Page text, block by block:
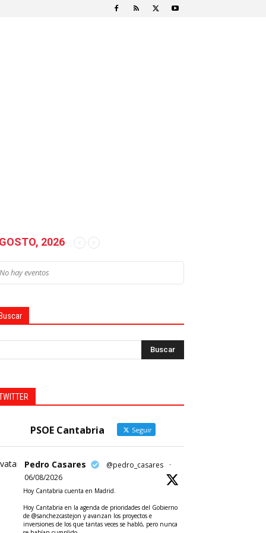
2026
No hay eventos
PSOE Cantabria Seguir
Pedro Casares @pedro_casares
·
06/08/2026
Hoy Cantabria cuenta en Madrid.
Hoy Cantabria en la agenda de prioridades del Gobierno
de @sanchezcastejon y avanzan los proyectos e
inversiones de los que tantas veces se habló, pero nunca